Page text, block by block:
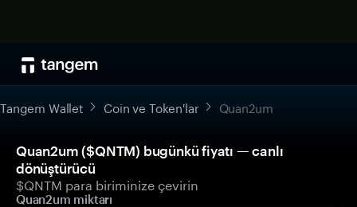
Tangem Wallet Coin ve Token'lar Quan2um
Quan2um ($QNTM) bugünkü fiyatı — canlı
dönüştürücü
$QNTM para biriminize çevirin
Quan2um miktarı